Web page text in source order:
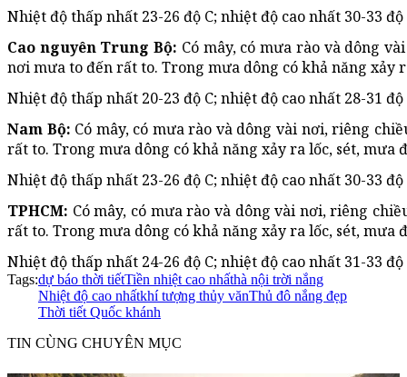
Nhiệt độ thấp nhất 23-26 độ C; nhiệt độ cao nhất 30-33 độ
Cao nguyên Trung Bộ: Có mây, có mưa rào và dông
nơi mưa to đến rất to. Trong mưa dông có khả năng xảy
Nhiệt độ thấp nhất 20-23 độ C; nhiệt độ cao nhất 28-31 độ
Nam Bộ: Có mây, có mưa rào và dông vài nơi, riêng
rất to. Trong mưa dông có khả năng xảy ra lốc, sét, mưa
Nhiệt độ thấp nhất 23-26 độ C; nhiệt độ cao nhất 30-33 độ
TPHCM: Có mây, có mưa rào và dông vài nơi, riêng
rất to. Trong mưa dông có khả năng xảy ra lốc, sét, mưa
Nhiệt độ thấp nhất 24-26 độ C; nhiệt độ cao nhất 31-33 độ
Tags:dự báo thời tiếtTiền nhiệt cao nhấthà nội trời nắng
Nhiệt độ cao nhấtkhí tượng thủy vănThủ đô nắng đẹp
Thời tiết Quốc khánh
TIN CÙNG CHUYÊN MỤC